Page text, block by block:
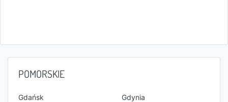
POMORSKIE
Gdańsk
Gdynia